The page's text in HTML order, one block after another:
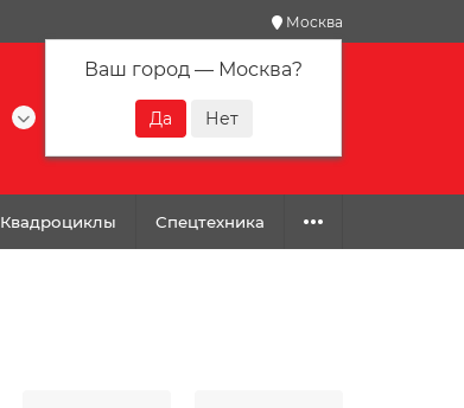
Москва
Ваш город — Москва?
Квадроциклы Спецтехника